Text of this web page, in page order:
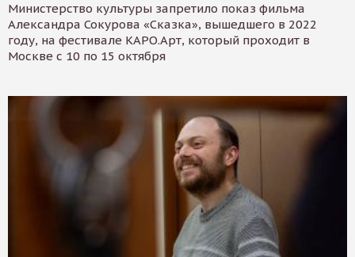
Министерство культуры запретило показ фильма
Александра Сокурова «Сказка», вышедшего в 2022
году, на фестивале КАРО.Арт, который проходит в
Москве с 10 по 15 октября